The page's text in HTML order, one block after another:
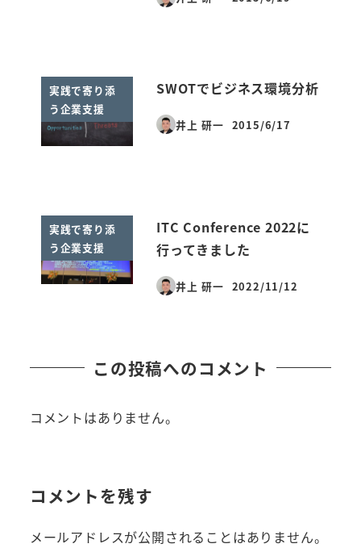
投稿日
実践で寄り添
う企業支援
SWOTでビジネス環境分析
井上 研一
投稿日
2015/6/17
実践で寄り添
う企業支援
ITC Conference 2022に
行ってきました
井上 研一
投稿日
2022/11/12
この投稿へのコメント
コメントはありません。
コメントを残す
メールアドレスが公開されることはありません。